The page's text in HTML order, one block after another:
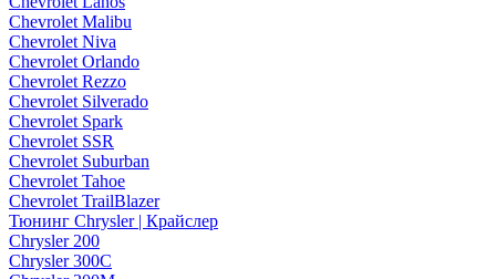
Chevrolet Malibu
Chevrolet Niva
Chevrolet Orlando
Chevrolet Rezzo
Chevrolet Silverado
Chevrolet Spark
Chevrolet SSR
Chevrolet Suburban
Chevrolet Tahoe
Chevrolet TrailBlazer
Тюнинг Chrysler | Крайслер
Chrysler 200
Chrysler 300C